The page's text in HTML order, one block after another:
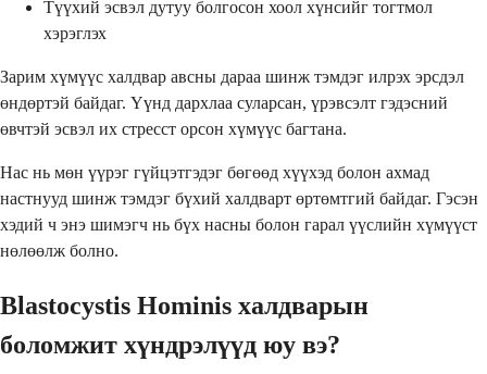
Түүхий эсвэл дутуу болгосон хоол хүнсийг тогтмол
хэрэглэх
Зарим хүмүүс халдвар авсны дараа шинж тэмдэг илрэх эрсдэл
өндөртэй байдаг. Үүнд дархлаа суларсан, үрэвсэлт гэдэсний
өвчтэй эсвэл их стресст орсон хүмүүс багтана.
Нас нь мөн үүрэг гүйцэтгэдэг бөгөөд хүүхэд болон ахмад
настнууд шинж тэмдэг бүхий халдварт өртөмтгий байдаг. Гэсэн
хэдий ч энэ шимэгч нь бүх насны болон гарал үүслийн хүмүүст
нөлөөлж болно.
Blastocystis Hominis халдварын
боломжит хүндрэлүүд юу вэ?